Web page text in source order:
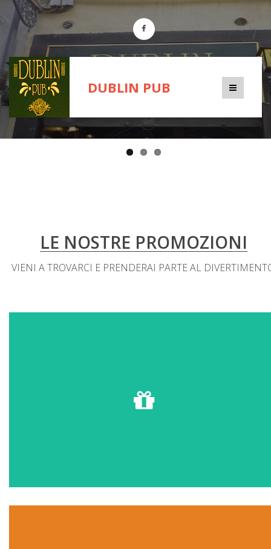
DUBLIN PUB
LE NOSTRE PROMOZIONI
VIENI A TROVARCI E PRENDERAI PARTE AL